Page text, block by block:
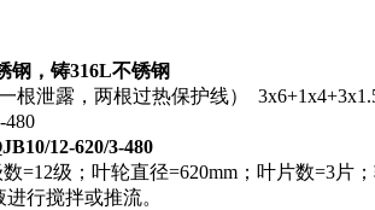
钢，铸316L不锈钢
根泄露，两根过热保护线）
12-620/3-480
=12级；叶轮直径=620mm；叶片数=3片
行搅拌或推流。